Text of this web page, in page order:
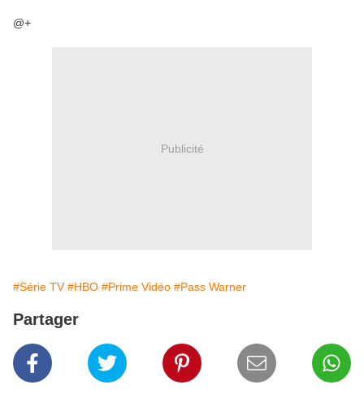
@+
Publicité
#Série TV #HBO #Prime Vidéo #Pass Warner
Partager